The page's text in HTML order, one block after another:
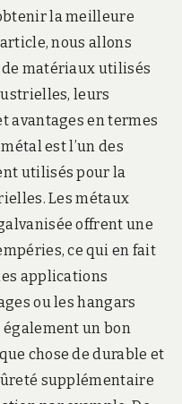
la meilleure
nous allons
matériaux utilisés
leurs
avantages en termes
est l’un des
utilisés pour la
Les métaux
offrent une
ce qui en fait
applications
ou les hangars
également un bon
chose de durable et
supplémentaire